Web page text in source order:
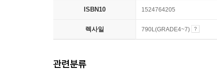
ISBN10 1524764205
렉사일 790L(GRADE4~7)
관련분류